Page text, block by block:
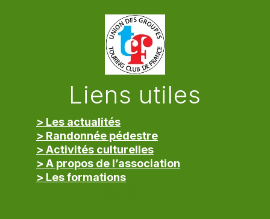
Liens utiles
> Les actualités
> Randonnée pédestre
> Activités culturelles
> A propos de l’association
> Les formations